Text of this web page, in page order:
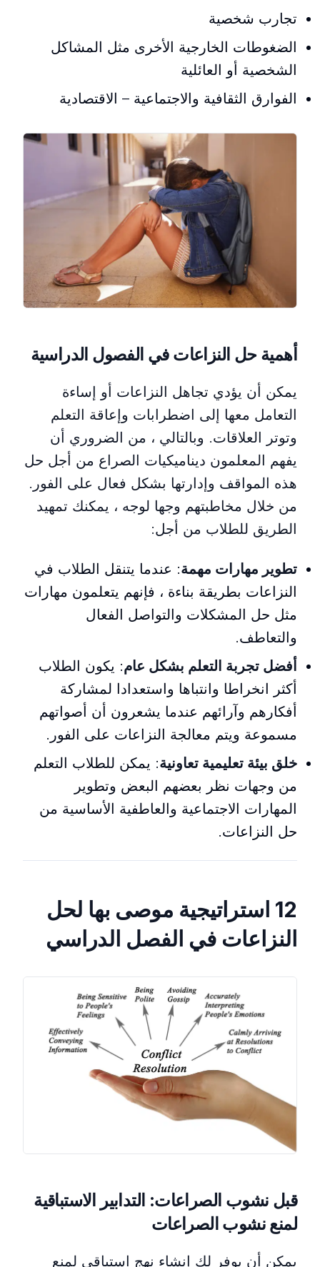
تجارب شخصية
الضغوطات الخارجية الأخرى مثل المشاكل
الشخصية أو العائلية
الفوارق الثقافية والاجتماعية – الاقتصادية
أهمية حل النزاعات في الفصول الدراسية
يمكن أن يؤدي تجاهل النزاعات أو إساءة
التعامل معها إلى اضطرابات وإعاقة التعلم
وتوتر العلاقات. وبالتالي ، من الضروري أن
يفهم المعلمون ديناميكيات الصراع من أجل حل
هذه المواقف وإدارتها بشكل فعال على الفور.
من خلال مخاطبتهم وجها لوجه ، يمكنك تمهيد
الطريق للطلاب من أجل:
تطوير مهارات مهمة: عندما يتنقل الطلاب في
النزاعات بطريقة بناءة ، فإنهم يتعلمون مهارات
مثل حل المشكلات والتواصل الفعال
والتعاطف.
أفضل تجربة التعلم بشكل عام: يكون الطلاب
أكثر انخراطا وانتباها واستعدادا لمشاركة
أفكارهم وآرائهم عندما يشعرون أن أصواتهم
مسموعة ويتم معالجة النزاعات على الفور.
خلق بيئة تعليمية تعاونية: يمكن للطلاب التعلم
من وجهات نظر بعضهم البعض وتطوير
المهارات الاجتماعية والعاطفية الأساسية من
حل النزاعات.
12 استراتيجية موصى بها لحل
النزاعات في الفصل الدراسي
قبل نشوب الصراعات: التدابير الاستباقية
لمنع نشوب الصراعات
يمكن أن يوفر لك إنشاء نهج استباقي لمنع